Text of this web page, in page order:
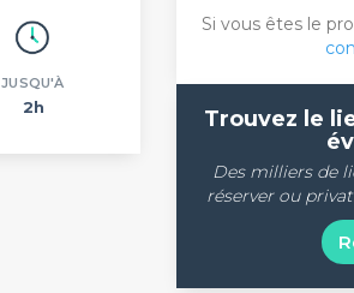
JUSQU'À
2h
Si vous êtes le
Trouvez le
Des milliers de
réserver ou